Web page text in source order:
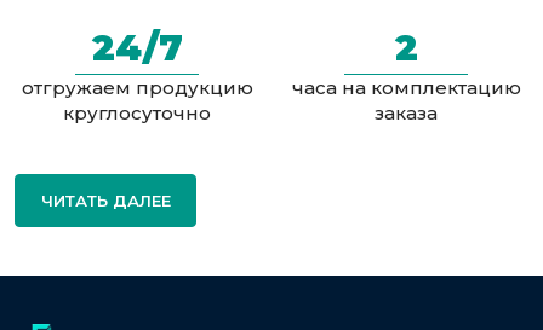
24/7
отгружаем продукцию
круглосуточно
2
часа на комплектацию
заказа
ЧИТАТЬ ДАЛЕЕ